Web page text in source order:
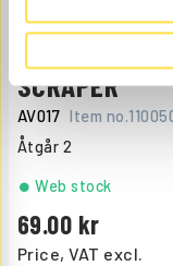
SCRAPER
AV017 Item no.
Åtgår 2
Price, VAT excl.
69.00
Web stock